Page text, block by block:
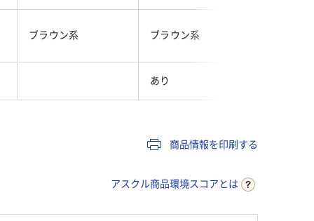
ブラウン系 ブラウン系
あり
商品情報を印刷する
アスクル商品環境スコアとは